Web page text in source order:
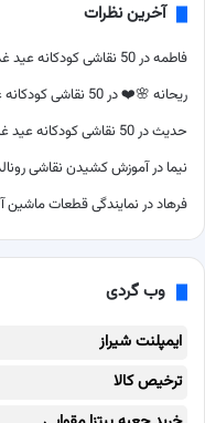
آخرین نظرات
فاطمهدر50 نقاشی کودکانه عید غدیر خم سخت و آسان و برای رنگ آمیزی
ریحانه 🌸❤️در50 نقاشی کودکانه عید غدیر خم سخت و آسان و برای رنگ آمیزی
حدیثدر50 نقاشی کودکانه عید غدیر خم سخت و آسان و برای رنگ آمیزی
نیما درآموزش کشیدن نقاشی
فرهاددر نمایندگی قطعات ماشین
وب گردی
ایمپلنت شیراز
ترخیص کالا